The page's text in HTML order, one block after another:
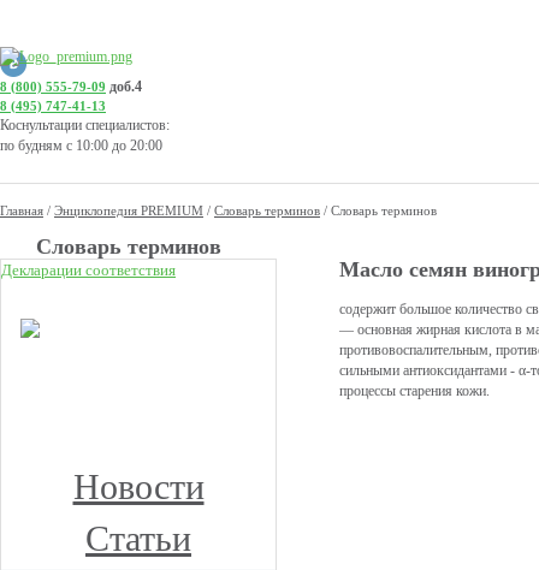
8 (800) 555-79-09 доб.4
8 (495) 747-41-13
Коснультации специалистов:
по будням с 10:00 до 20:00
Главная / Энциклопедия PREMIUM / Словарь терминов / Словарь терминов
Cловарь терминов
Декларации соответствия
Новости
Статьи
Масло семян
содержит большое количество
— основная жирная кислота в
противовоспалительным,
сильными антиоксидантами - α-
процессы старения кожи.